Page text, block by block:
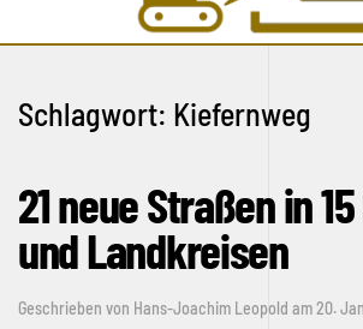
Schlagwort: Kiefernweg
21 neue Straßen in
und Landkreisen
Geschrieben von Hans-Joachim Leopold am20.